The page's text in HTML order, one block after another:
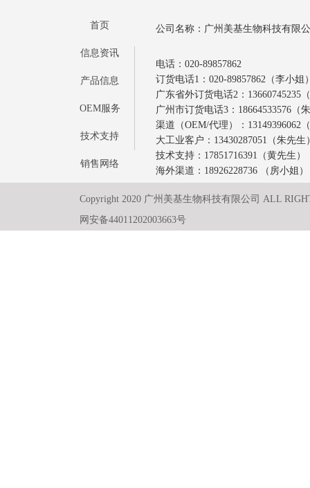
首页
信息资讯
产品信息
OEM服务
技术支持
销售网络
公司名称：广州美基生物科技有限
电话：020-89857862
订货电话1：020-89857862（李小姐
广东省外订货电话2：13660745235
广州市订货电话3：18664533576（
渠道（OEM/代理）：13149396062
大工业客户：13430287051（朱先生
技术支持：17851716391（黄先生）
海外渠道：18926228736 （房小姐）
Copyright 2020 广州美基生物科技有限公司 ALL
网安备44011202003663号